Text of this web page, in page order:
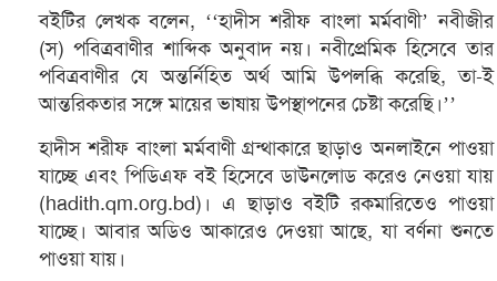
বইটির লেখক বলেন, ‘‘হাদীস শরীফ বাংলা মর্মবাণী’ নবীজীর
(স) পবিত্রবাণীর শাব্দিক অনুবাদ নয়। নবীপ্রেমিক হিসেবে তার
পবিত্রবাণীর যে অন্তর্নিহিত অর্থ আমি উপলব্ধি করেছি, তা-ই
আন্তরিকতার সঙ্গে মায়ের ভাষায় উপস্থাপনের চেষ্টা করেছি।’’
হাদীস শরীফ বাংলা মর্মবাণী গ্রন্থাকারে ছাড়াও অনলাইনে পাওয়া
যাচ্ছে এবং পিডিএফ বই হিসেবে ডাউনলোড করেও নেওয়া যায়
(hadith.qm.org.bd)। এ ছাড়াও বইটি রকমারিতেও পাওয়া
যাচ্ছে। আবার অডিও আকারেও দেওয়া আছে, যা বর্ণনা শুনতে
পাওয়া যায়।